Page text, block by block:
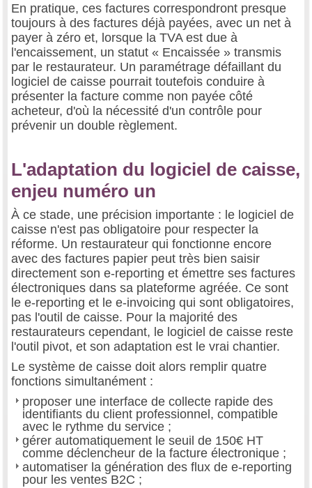
En pratique, ces factures correspondront presque
toujours à des factures déjà payées, avec un net à
payer à zéro et, lorsque la TVA est due à
l'encaissement, un statut « Encaissée » transmis
par le restaurateur. Un paramétrage défaillant du
logiciel de caisse pourrait toutefois conduire à
présenter la facture comme non payée côté
acheteur, d'où la nécessité d'un contrôle pour
prévenir un double règlement.
L'adaptation du logiciel de caisse,
enjeu numéro un
À ce stade, une précision importante : le logiciel de
caisse n'est pas obligatoire pour respecter la
réforme. Un restaurateur qui fonctionne encore
avec des factures papier peut très bien saisir
directement son e-reporting et émettre ses factures
électroniques dans sa plateforme agréée. Ce sont
le e-reporting et le e-invoicing qui sont obligatoires,
pas l'outil de caisse. Pour la majorité des
restaurateurs cependant, le logiciel de caisse reste
l'outil pivot, et son adaptation est le vrai chantier.
Le système de caisse doit alors remplir quatre
fonctions simultanément :
proposer une interface de collecte rapide des
identifiants du client professionnel, compatible
avec le rythme du service ;
gérer automatiquement le seuil de 150€ HT
comme déclencheur de la facture électronique ;
automatiser la génération des flux de e-reporting
pour les ventes B2C ;